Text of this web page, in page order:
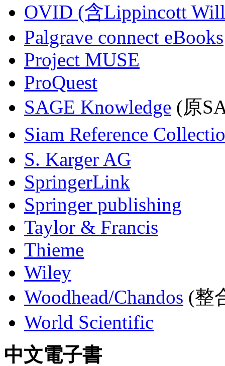
OVID (含Lippincott
Palgrave connect eBooks
Project MUSE
ProQuest
SAGE Knowledge (原
Siam Reference
S. Karger AG
SpringerLink
Springer publishing
Taylor & Francis
Thieme
Wiley
Woodhead/Chandos (整
World Scientific
中文電子書